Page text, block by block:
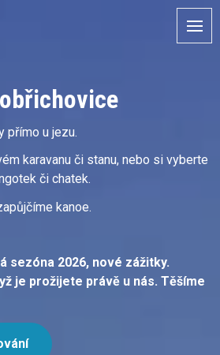
přímo u jezu.
karavanu či stanu, nebo si vyberte
či chatek.
kanoe.
sezóna 2026, nové zážitky.
je prožijete právě u nás. Těšíme